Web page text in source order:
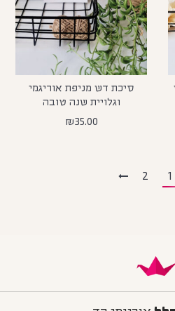
סיכת דש מניפת אוריגמי
וגלויית שנה טובה
₪35.00
1
2